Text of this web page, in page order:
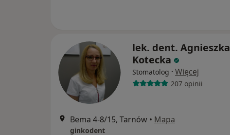
lek. dent. Agnieszka
Kotecka
Stomatolog · Więcej
207 opinii
Bema 4-8/15, Tarnów • Mapa
ginkodent